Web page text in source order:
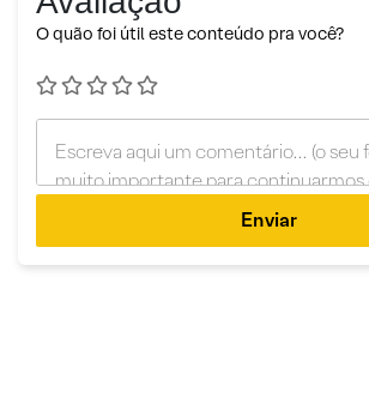
O quão foi útil este conteúdo pra você?
Enviar